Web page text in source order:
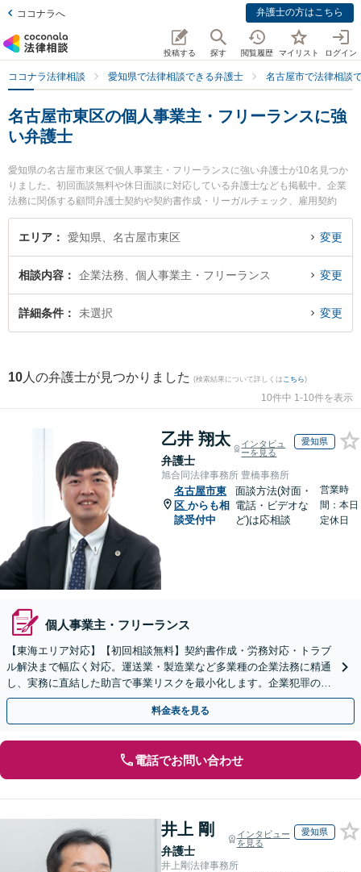
ココナラへ 弁護士の方はこちら
投稿する 探す 閲覧履歴 マイリスト ログイン
ココナラ法律相談 愛知県で法律相談できる弁護士 名古屋市で法律相談
名古屋市東区の個人事業主・フリーランスに強
い弁護士
愛知県の名古屋市東区で個人事業主・フリーランスに強い弁護士が10名見つか
りました。初回面談無料や休日面談に対応している弁護士なども掲載中。企業
法務に関係する顧問弁護士契約や契約書作成・リーガルチェック、雇用契約
書・就業規則作成等の細かな分野での絞り込み検索もでき便利です。特にたい
よう法律事務所の松山 健弁護士や河村法律事務所の河村 潔俊弁護士、弁護士法
ランスのトラブルを今すぐに弁護士に相談したい』『個人事業主・フリーラン
スのトラブル解決の実績豊富な近くの弁護士を検索したい』『初回相談無料で
個人事業主・フリーランスを法律相談できる名古屋市東区内の弁護士に相談予
エリア 愛知県、名古屋市東区 変更
相談内容 企業法務、個人事業主・フリーランス 変更
詳細条件 未選択 変更
10 人の弁護士が見つかりました (検索結果について詳しくは こちら)
10件中 1-10件を表示
乙井 翔太
弁護士
インタビュ
ーを見る
愛知県
旭合同法律事務所 豊橋事務所
名古屋市東
区 からも相
談受付中
面談方法(対面・
電話・ビデオな
ど)は応相談
営業時
間：本日
定休日
個人事業主・フリーランス
【東海エリア対応】【初回相談無料】契約書作成・労務対応・トラブ
ル解決まで幅広く対応。運送業・製造業など多業種の企業法務に精通
し、実務に直結した助言で事業リスクを最小化します。企業犯罪のご
相談もお任せください【休日・夜間対応OK】
料金表を見る
電話でお問い合わせ
井上 剛
弁護士
インタビュー
を見る
愛知県
井上剛法律事務所